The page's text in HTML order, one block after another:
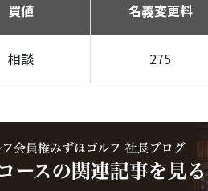
買値 名義変更料
相談 275